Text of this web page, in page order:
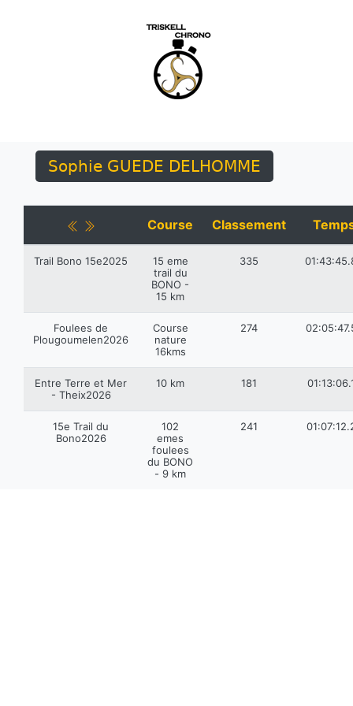
Sophie GUEDE DELHOMME
Course Classement
Trail Bono 15e2025
15 eme
trail du
BONO -
15 km
335
Foulees de
Plougoumelen2026
Course
nature
16kms
274
Entre Terre et Mer
- Theix2026
10 km 181
15e Trail du
Bono2026
102
emes
foulees
du BONO
- 9 km
241